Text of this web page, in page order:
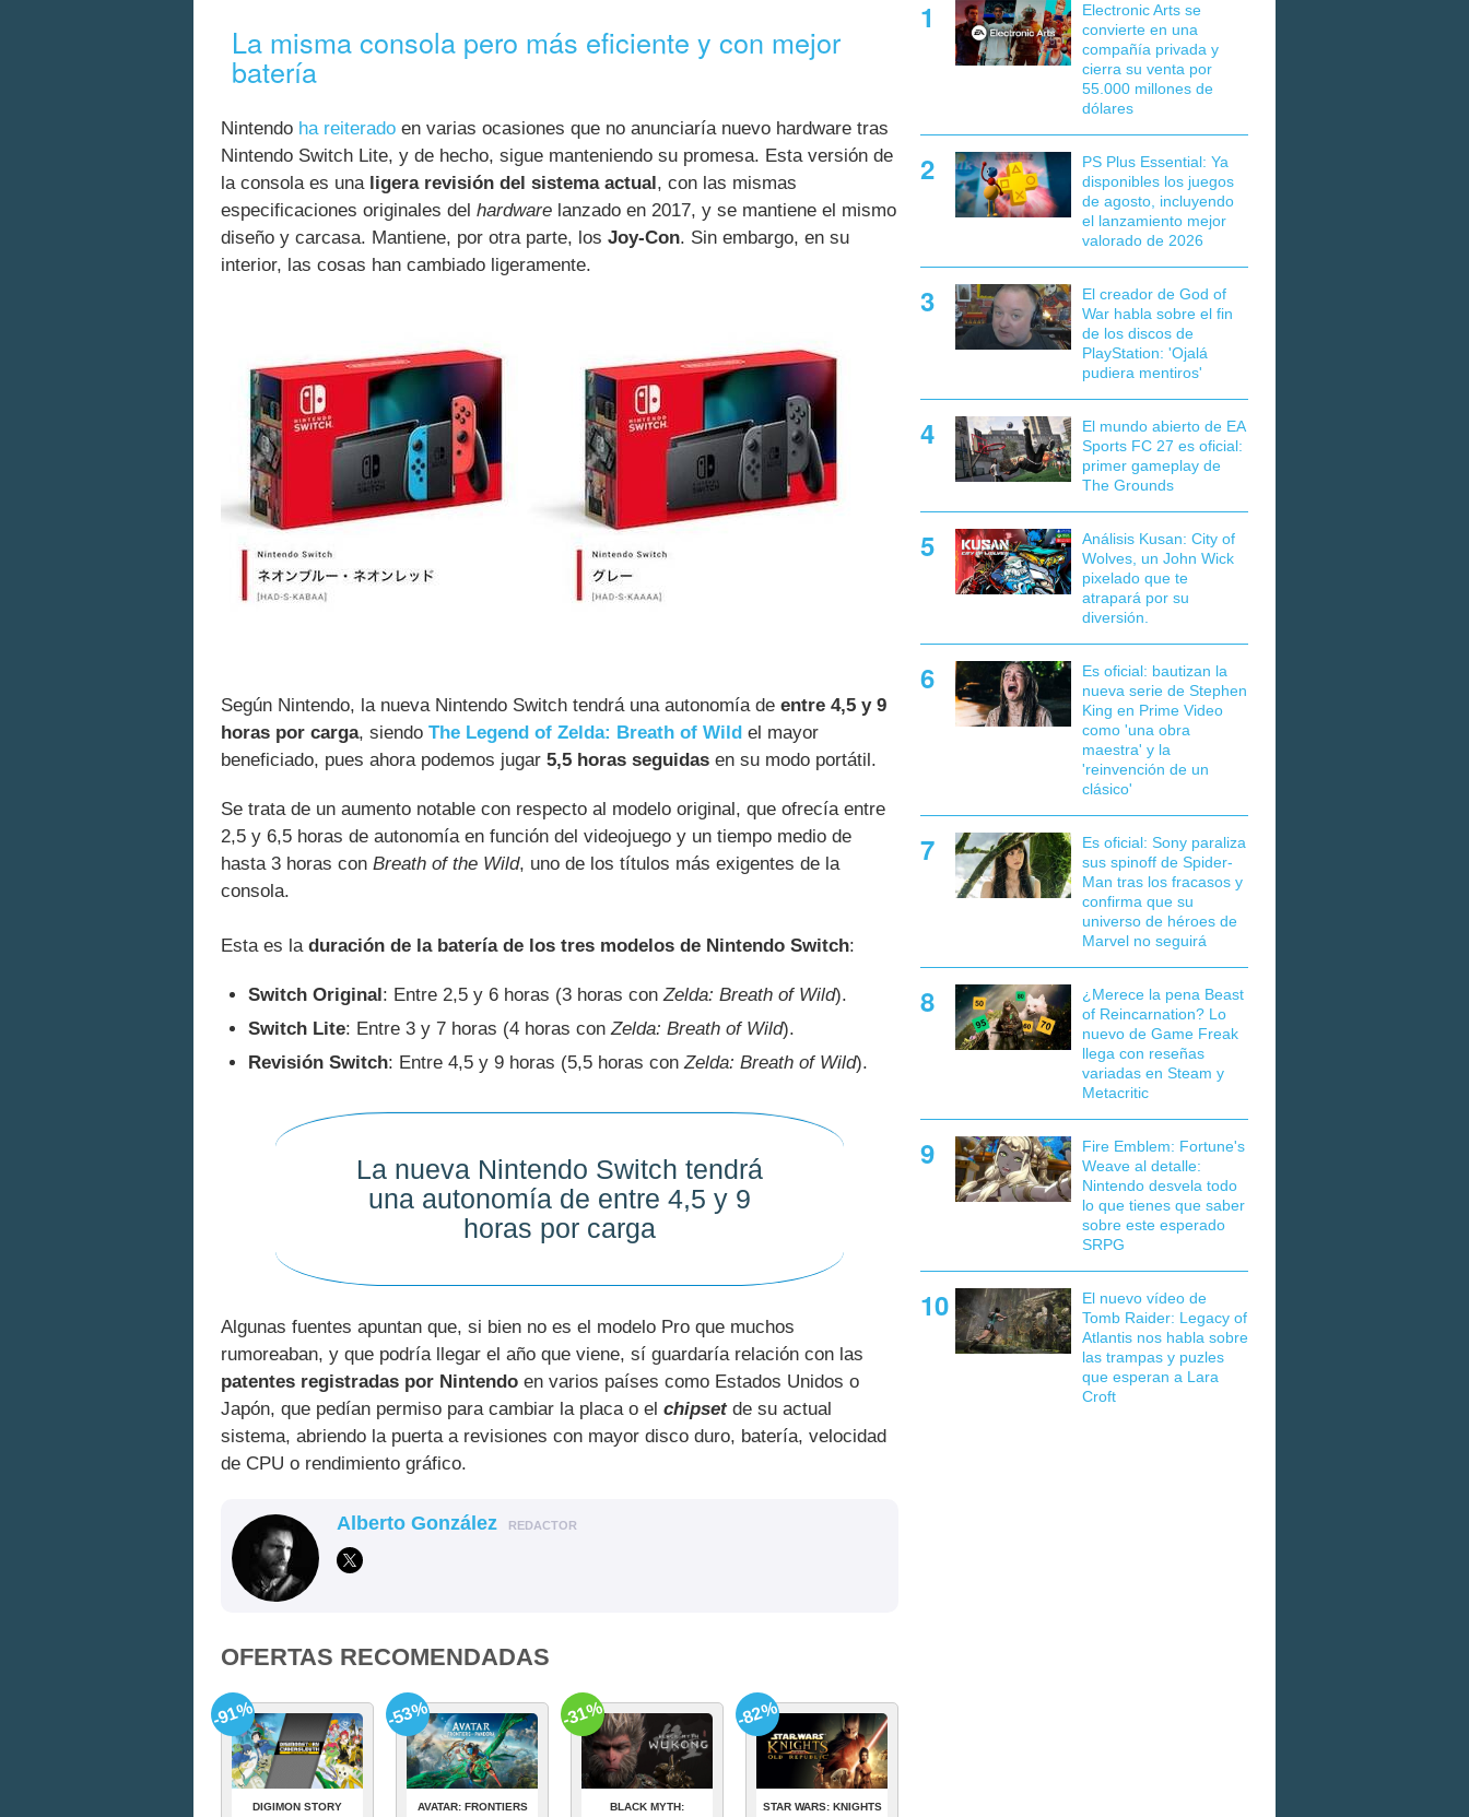
La misma consola pero más eficiente y con mejor
batería
Nintendo ha reiterado en varias ocasiones que no anunciaría nuevo hardware tras
Nintendo Switch Lite, y de hecho, sigue manteniendo su promesa. Esta versión de
la consola es una ligera revisión del sistema actual, con las mismas
especificaciones originales del hardware lanzado en 2017, y se mantiene el mismo
diseño y carcasa. Mantiene, por otra parte, los Joy-Con. Sin embargo, en su
interior, las cosas han cambiado ligeramente.
Según Nintendo, la nueva Nintendo Switch tendrá una autonomía de entre 4,5 y 9
horas por carga, siendo The Legend of Zelda: Breath of Wild el mayor
beneficiado, pues ahora podemos jugar 5,5 horas seguidas en su modo portátil.
Se trata de un aumento notable con respecto al modelo original, que ofrecía entre
2,5 y 6,5 horas de autonomía en función del videojuego y un tiempo medio de
hasta 3 horas con Breath of the Wild, uno de los títulos más exigentes de la
consola.
Esta es la duración de la batería de los tres modelos de Nintendo Switch:
Switch Original: Entre 2,5 y 6 horas (3 horas conZelda: Breath of Wild).
Switch Lite: Entre 3 y 7 horas (4 horas con Zelda: Breath of Wild).
Revisión Switch: Entre 4,5 y 9 horas (5,5 horas con Zelda: Breath of Wild).
La nueva Nintendo Switch tendrá
una autonomía de entre 4,5 y 9
horas por carga
Algunas fuentes apuntan que, si bien no es el modelo Pro que muchos
rumoreaban, y que podría llegar el año que viene, sí guardaría relación con las
patentes registradas por Nintendo en varios países como Estados Unidos o
Japón, que pedían permiso para cambiar la placa o el chipsetde su actual
sistema, abriendo la puerta a revisiones con mayor disco duro, batería, velocidad
de CPU o rendimiento gráfico.
Alberto González REDACTOR
OFERTAS RECOMENDADAS
DIGIMON STORY
-91%
AVATAR: FRONTIERS
-53%
BLACK MYTH:
-31%
STAR WARS: KNIGHTS
-82%
Electronic Arts se
convierte en una
compañía privada y
cierra su venta por
55.000 millones de
dólares
PS Plus Essential: Ya
disponibles los juegos
de agosto, incluyendo
el lanzamiento mejor
valorado de 2026
El creador de God of
War habla sobre el fin
de los discos de
PlayStation: 'Ojalá
pudiera mentiros'
El mundo abierto de EA
Sports FC 27 es oficial:
primer gameplay de
The Grounds
Análisis Kusan: City of
Wolves, un John Wick
pixelado que te
atrapará por su
diversión.
Es oficial: bautizan la
nueva serie de Stephen
King en Prime Video
como 'una obra
maestra' y la
'reinvención de un
clásico'
Es oficial: Sony paraliza
sus spinoff de Spider-
Man tras los fracasos y
confirma que su
universo de héroes de
Marvel no seguirá
¿Merece la pena Beast
of Reincarnation? Lo
nuevo de Game Freak
llega con reseñas
variadas en Steam y
Metacritic
Fire Emblem: Fortune's
Weave al detalle:
Nintendo desvela todo
lo que tienes que saber
sobre este esperado
SRPG
El nuevo vídeo de
Tomb Raider: Legacy of
Atlantis nos habla sobre
las trampas y puzles
que esperan a Lara
Croft